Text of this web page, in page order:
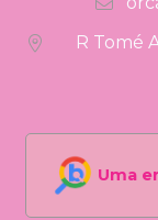
R Tomé
Uma